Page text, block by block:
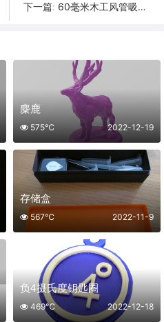
下一篇: 60毫米木工风管吸风罩
麋鹿
2022-12-19
575℃
存储盒
2022-11-9
567℃
负4摄氏度钥匙圈
2022-12-18
469℃